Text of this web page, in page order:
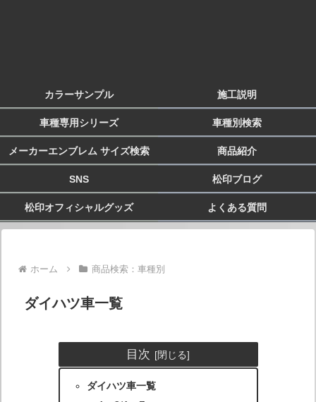
カラーサンプル 施工説明
車種専用シリーズ 車種別検索
メーカーエンブレム サイズ検索 商品紹介
SNS 松印ブログ
松印オフィシャルグッズ よくある質問
ホーム 商品検索：車種別
ダイハツ車一覧
目次
ダイハツ車一覧